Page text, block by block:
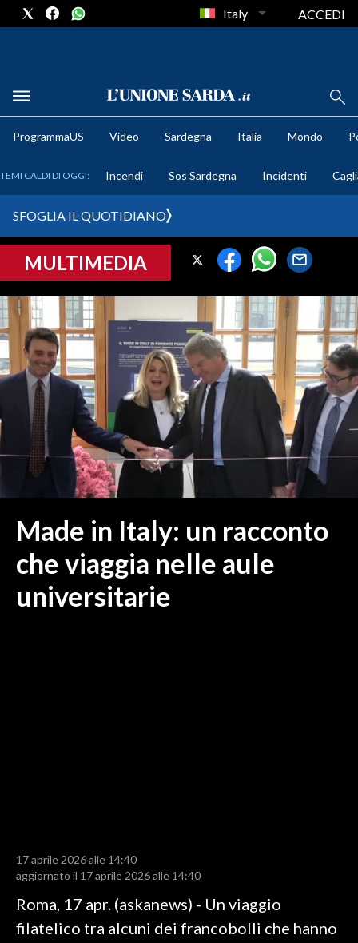
METEO
CRONACA SARDEGNA
PROVINCIA DI CAGLIARI
SULCIS IGLESIENTE
MEDIO CAMPIDANO
ORISTANO E PROVINCIA
SASSARI E PROVINCIA
GALLURA
NUORO E PROVINCIA
ITALIA
MONDO
RISULTATI E CLASSIFICHE
CALCIO REGIONALE
BASKET
Italy ACCEDI
ProgrammaUS Video Sardegna Italia Mondo
TEMI CALDI DI OGGI: Incendi Sos Sardegna Incidenti
SFOGLIA IL QUOTIDIANO
MULTIMEDIA
Made in Italy: un racconto
che viaggia nelle aule
universitarie
17 aprile 2026 alle 14:40
aggiornato il 17 aprile 2026 alle 14:40
Roma, 17 apr. (askanews) - Un viaggio
filatelico tra alcuni dei francobolli che hanno